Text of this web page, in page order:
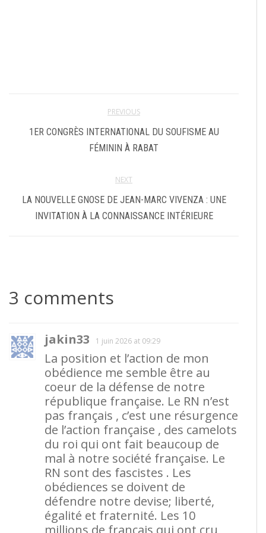
PREVIOUS
1ER CONGRÈS INTERNATIONAL DU SOUFISME AU
FÉMININ À RABAT
NEXT
LA NOUVELLE GNOSE DE JEAN-MARC VIVENZA : UNE
INVITATION À LA CONNAISSANCE INTÉRIEURE
3 comments
jakin33 1 juin 2026 at 09:29
La position et l’action de mon
obédience me semble être au
coeur de la défense de notre
république française. Le RN n’est
pas français , c’est une résurgence
de l’action française , des camelots
du roi qui ont fait beaucoup de
mal à notre société française. Le
RN sont des fascistes . Les
obédiences se doivent de
défendre notre devise; liberté,
égalité et fraternité. Les 10
millions de français qui ont cru